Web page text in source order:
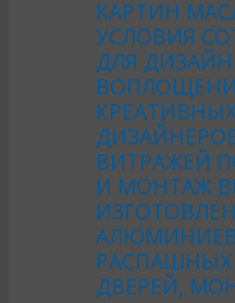
КАРТИН
УСЛОВИЯ
ДЛЯ
ВИТРАЖЕЙ
И МОНТАЖ
ДВЕРЕЙ,